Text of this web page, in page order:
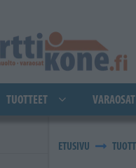
TUOTTEET VARAOSAT
ETUSIVU